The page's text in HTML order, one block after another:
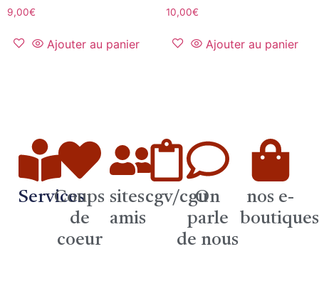
9,00€
Ajouter au panier
10,00€
Ajouter au panier
Services
Coups
de
coeur
sites
amis
cgv/cguOn
parle
de nous
nos e-
boutiques